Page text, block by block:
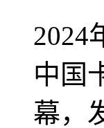
2024
中国
幕，